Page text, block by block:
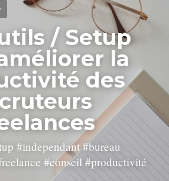
/ Setup
la
des
#independant #bureau
#conseil #productivité